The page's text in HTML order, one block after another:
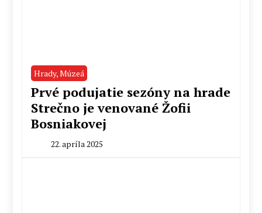
Hrady, Múzeá
Prvé podujatie sezóny na hrade
Strečno je venované Žofii
Bosniakovej
22. apríla 2025